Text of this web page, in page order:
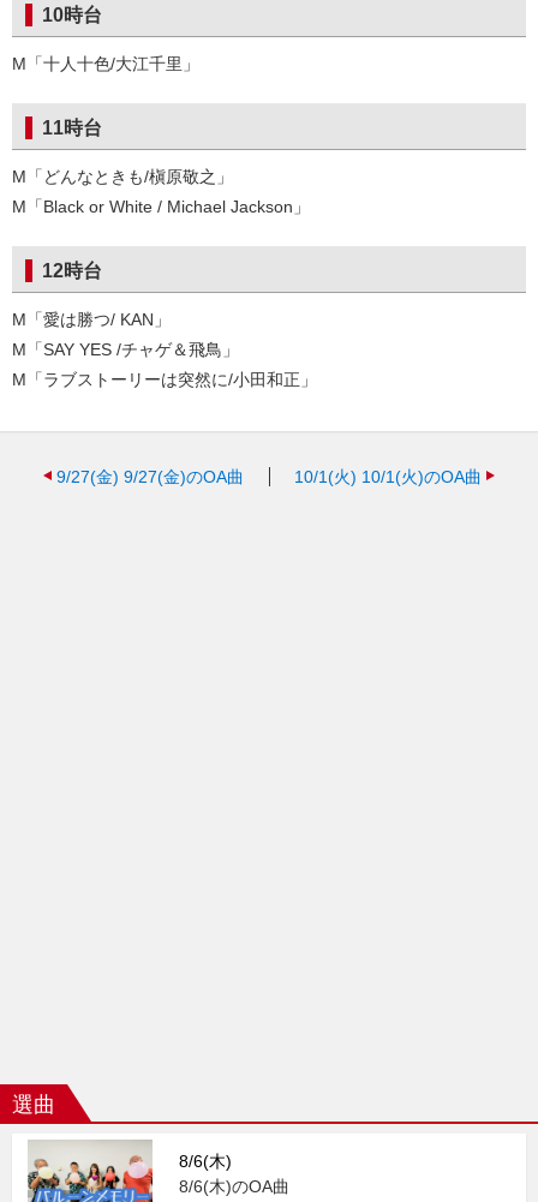
10時台
M「十人十色/大江千里」
11時台
M「どんなときも/槇原敬之」
M「Black or White / Michael Jackson」
12時台
M「愛は勝つ/ KAN」
M「SAY YES /チャゲ＆飛鳥」
M「ラブストーリーは突然に/小田和正」
9/27(金) 9/27(金)のOA曲 10/1(火) 10/1(火)のOA曲
選曲
8/6(木)
8/6(木)のOA曲